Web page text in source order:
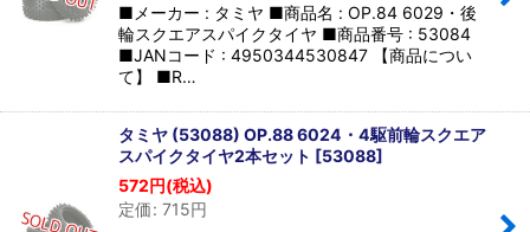
絞り込む
■メーカー : タミヤ ■商品名 : OP.84 6029・後
輪スクエアスパイクタイヤ ■商品番号 : 53084
■JANコード : 4950344530847 【商品につい
て】 ■R…
タミヤ (53088) OP.88 6024・4駆前輪スクエア
スパイクタイヤ2本セット [53088]
572円(税込)
定価: 715円